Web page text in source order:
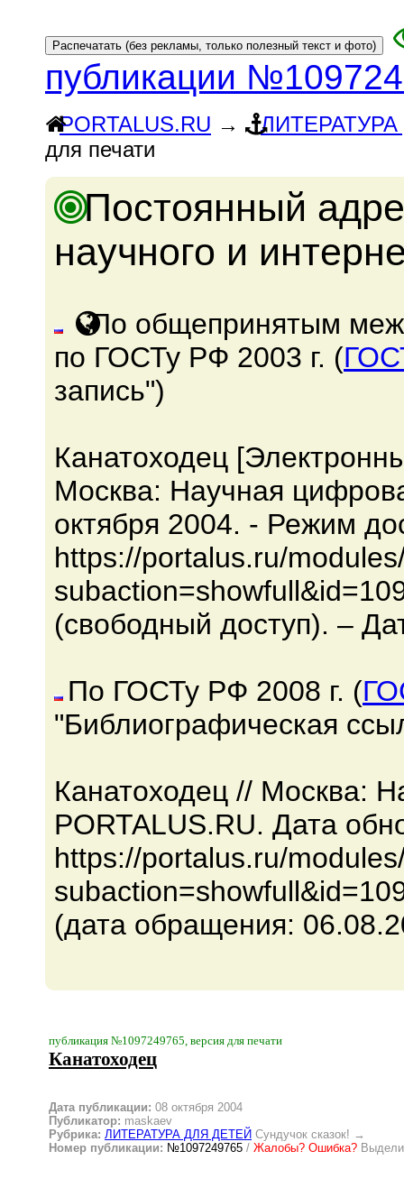
публикации
PORTALUS.RU →
для печати
Постоянный
научного и
По общепринятым
по ГОСТу РФ 2003 г. (
запись")
Канатоходец
Москва: Научная
октября 2004. - Режим
https://portalus.ru/
(свободный доступ). –
По ГОСТу РФ 2008 г. (
"Библиографическая
Канатоходец // Москва:
PORTALUS.RU. Дата
https://portalus.ru/
(дата обращения:
публикация №1097249765, версия для печати
Канатоходец
Дата публикации: 08 октября 2004
Публикатор: maskaev
Рубрика: ЛИТЕРАТУРА ДЛЯ ДЕТЕЙ Сундучок сказок! →
Номер публикации: №1097249765 / Жалобы? Ошибка?